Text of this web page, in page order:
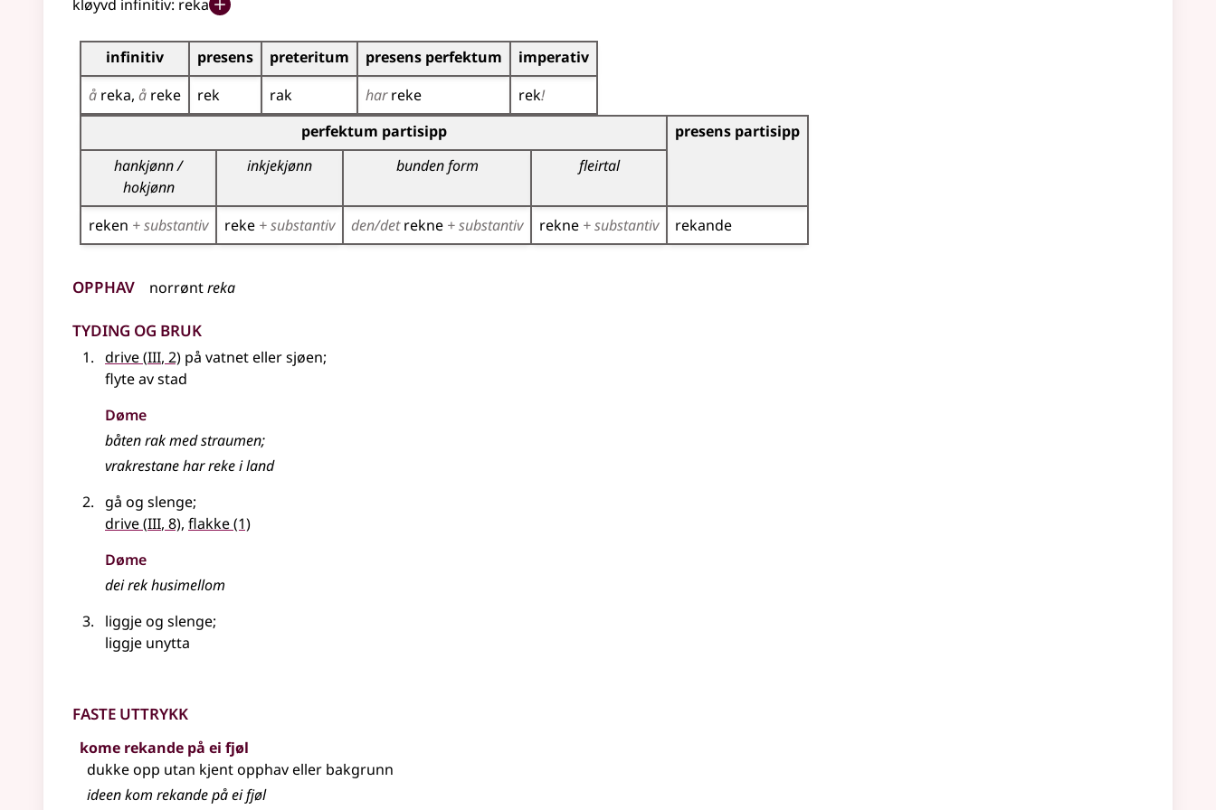
kløyvd infinitiv: reka
Bøyningstabell for dette verbet
infinitiv presens preteritum presens perfektum
imperativ
å reka å reke rek rak harreke rek!
Bøyningstabell for dette verbet (partisippformer)
perfektum partisipp
presens partisipp
hankjønn /
hokjønn
inkjekjønn bunden form fleirtal
reken + substantiv reke + substantiv den/detrekne + substantiv rekne + substantiv rekande
Opphav norrøntreka
Tyding og bruk
drive(3
III, 2) på vatnetellersjøen;
flyte av stad
Døme
båten rak med straumen;
vrakrestane har reke i land
gå og slenge;
drive(3
III, 8), flakke(1)
Døme
dei rek husimellom
liggje og slenge;
liggje unytta
Faste uttrykk
kome rekande på ei fjøl
dukke opp utan kjent opphav eller bakgrunn
ideen kom rekande på ei fjøl